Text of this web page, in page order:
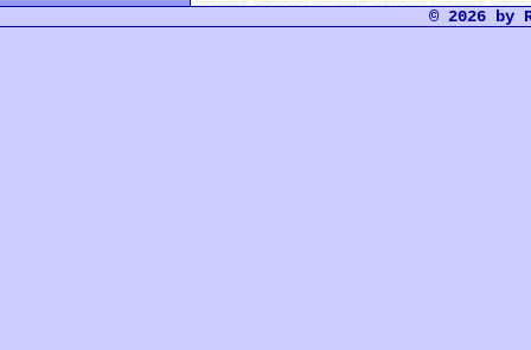
© 2026 by